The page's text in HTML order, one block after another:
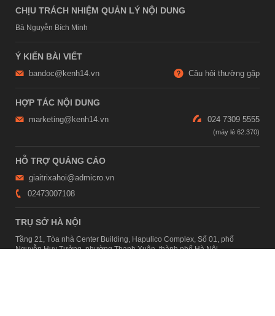
CHỊU TRÁCH NHIỆM QUẢN LÝ NỘI DUNG
Bà Nguyễn Bích Minh
Ý KIẾN BÀI VIẾT
bandoc@kenh14.vn Câu hỏi thường gặp
HỢP TÁC NỘI DUNG
marketing@kenh14.vn 024 7309 5555
HỖ TRỢ QUẢNG CÁO
giaitrixahoi@admicro.vn
02473007108
TRỤ SỞ HÀ NỘI
Tầng 21, Tòa nhà Center Building, Hapulico Complex, Số 01, phố
Nguyễn Huy Tưởng, phường Thanh Xuân, thành phố Hà Nội